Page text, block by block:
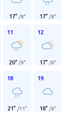
17° /8° 17° /8°
11
20° /9°
12
17° /8°
18
21° /11°
19
18° /9°